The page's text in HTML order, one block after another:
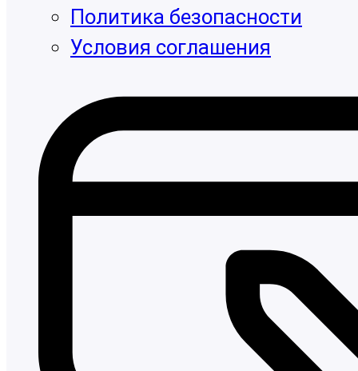
Политика безопасности
Условия соглашения